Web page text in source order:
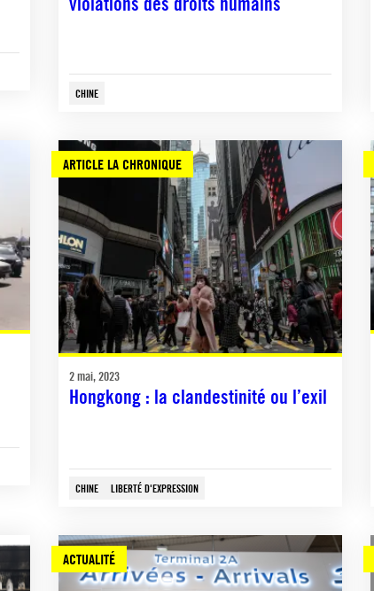
CHINE
ARTICLE LA CHRONIQUE
2 mai, 2023
Hongkong : la clandestinité ou l’exil
CHINE LIBERTÉ D'EXPRESSION
ACTUALITÉ